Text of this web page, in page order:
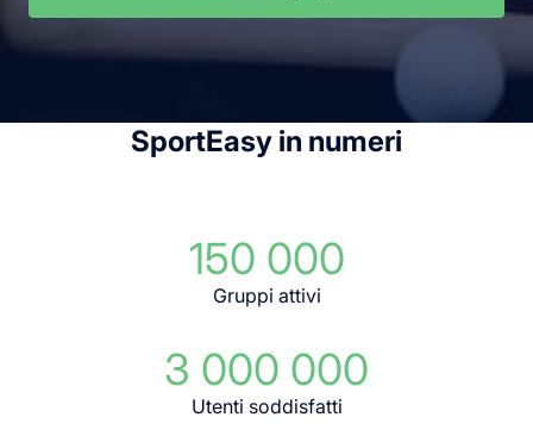
SportEasy in numeri
150 000
Gruppi attivi
3 000 000
Utenti soddisfatti